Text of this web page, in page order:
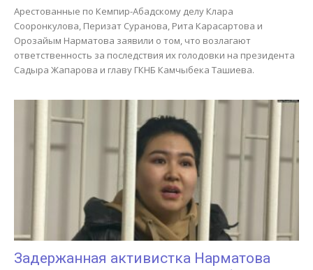
Арестованные по Кемпир-Абадскому делу Клара
Сооронкулова, Перизат Суранова, Рита Карасартова и
Орозайым Нарматова заявили о том, что возлагают
ответственность за последствия их голодовки на президента
Садыра Жапарова и главу ГКНБ Камчыбека Ташиева.
Задержанная активистка Нарматова